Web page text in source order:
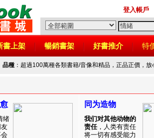
登入帳戶
書上架 暢銷書架 好書推介 特
品種 ：超過100萬種各類書籍/音像和精品，正品正價，
绪
同为造物
我们对其他动物的
责任，人类有责任
将一切有感受能力